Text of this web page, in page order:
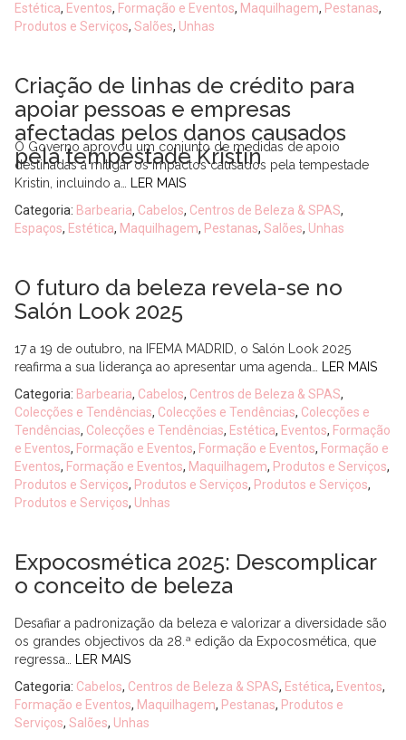
Estética, Eventos, Formação e Eventos, Maquilhagem, Pestanas,
Produtos e Serviços, Salões, Unhas
Criação de linhas de crédito para
apoiar pessoas e empresas
afectadas pelos danos causados
pela tempestade Kristin
O Governo aprovou um conjunto de medidas de apoio
destinadas a mitigar os impactos causados pela tempestade
Kristin, incluindo a…
LER MAIS
Categoria: Barbearia, Cabelos, Centros de Beleza & SPAS,
Espaços, Estética, Maquilhagem, Pestanas, Salões, Unhas
O futuro da beleza revela-se no
Salón Look 2025
17 a 19 de outubro, na IFEMA MADRID, o Salón Look 2025
reafirma a sua liderança ao apresentar uma agenda…
LER MAIS
Categoria: Barbearia, Cabelos, Centros de Beleza & SPAS,
Colecções e Tendências, Colecções e Tendências, Colecções e
Tendências, Colecções e Tendências, Estética, Eventos, Formação
e Eventos, Formação e Eventos, Formação e Eventos, Formação e
Eventos, Formação e Eventos, Maquilhagem, Produtos e Serviços,
Produtos e Serviços, Produtos e Serviços, Produtos e Serviços,
Produtos e Serviços, Unhas
Expocosmética 2025: Descomplicar
o conceito de beleza
Desafiar a padronização da beleza e valorizar a diversidade são
os grandes objectivos da 28.ª edição da Expocosmética, que
regressa…
LER MAIS
Categoria: Cabelos, Centros de Beleza & SPAS, Estética, Eventos,
Formação e Eventos, Maquilhagem, Pestanas, Produtos e
Serviços, Salões, Unhas